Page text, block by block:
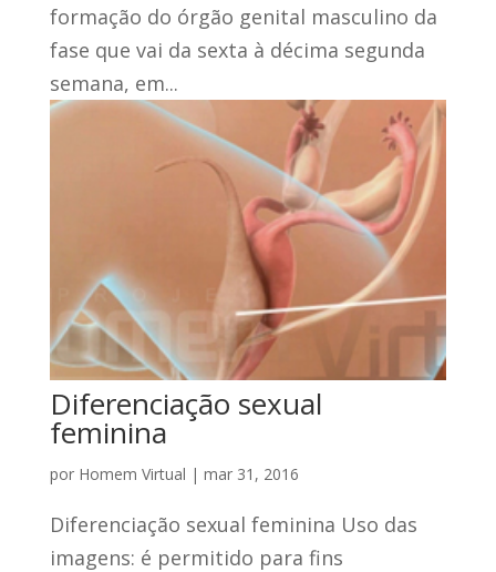
formação do órgão genital masculino da
fase que vai da sexta à décima segunda
semana, em...
Diferenciação sexual
feminina
por Homem Virtual | mar 31, 2016
Diferenciação sexual feminina Uso das
imagens: é permitido para fins